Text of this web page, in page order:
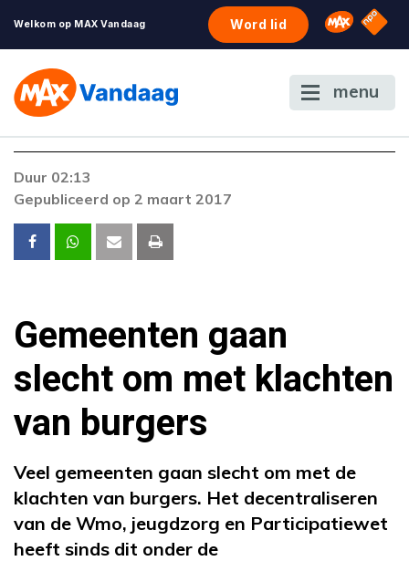
Welkom op MAX Vandaag Word lid Omroep
NPO
menu
De gewenste stream is op dit moment niet
voordoen, neem dan contact op met onze
klantenservice.
Duur 02:13
Gepubliceerd op 2 maart 2017
Gemeenten gaan
slecht om met klachten
van burgers
Veel gemeenten gaan slecht om met de
klachten van burgers. Het decentraliseren
van de Wmo, jeugdzorg en Participatiewet
heeft sinds dit onder de